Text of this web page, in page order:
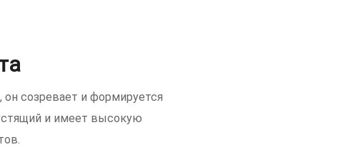
он созревает и формируется
и имеет высокую